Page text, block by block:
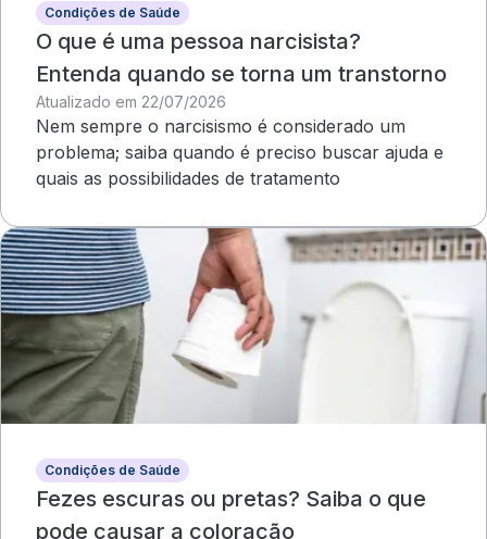
Condições de Saúde
O que é uma pessoa narcisista?
Entenda quando se torna um transtorno
Atualizado em 22/07/2026
Nem sempre o narcisismo é considerado um
problema; saiba quando é preciso buscar ajuda e
quais as possibilidades de tratamento
Condições de Saúde
Fezes escuras ou pretas? Saiba o que
pode causar a coloração